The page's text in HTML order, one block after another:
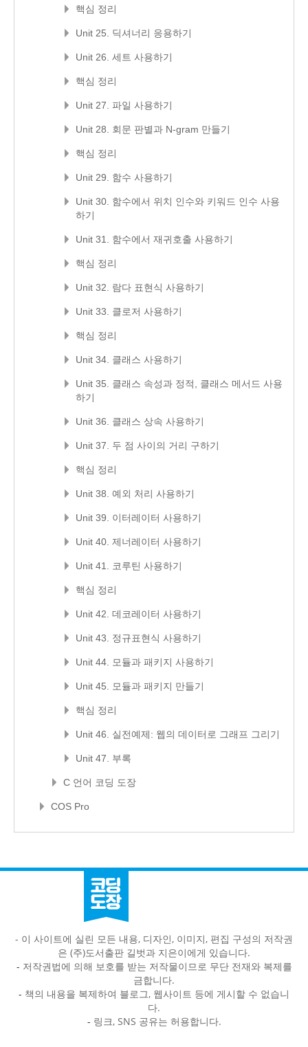
핵심 정리
Unit 25. 딕셔너리 응용하기
Unit 26. 세트 사용하기
핵심 정리
Unit 27. 파일 사용하기
Unit 28. 회문 판별과 N-gram 만들기
핵심 정리
Unit 29. 함수 사용하기
Unit 30. 함수에서 위치 인수와 키워드 인수 사용
하기
Unit 31. 함수에서 재귀호출 사용하기
핵심 정리
Unit 32. 람다 표현식 사용하기
Unit 33. 클로저 사용하기
핵심 정리
Unit 34. 클래스 사용하기
Unit 35. 클래스 속성과 정적, 클래스 메서드 사용
하기
Unit 36. 클래스 상속 사용하기
Unit 37. 두 점 사이의 거리 구하기
핵심 정리
Unit 38. 예외 처리 사용하기
Unit 39. 이터레이터 사용하기
Unit 40. 제너레이터 사용하기
Unit 41. 코루틴 사용하기
핵심 정리
Unit 42. 데코레이터 사용하기
Unit 43. 정규표현식 사용하기
Unit 44. 모듈과 패키지 사용하기
Unit 45. 모듈과 패키지 만들기
핵심 정리
Unit 46. 실전예제: 웹의 데이터로 그래프 그리기
Unit 47. 부록
C 언어 코딩 도장
COS Pro
- 이 사이트에 실린 모든 내용, 디자인, 이미지, 편집 구성의 저작권
은 (주)도서출판 길벗과 지은이에게 있습니다.
- 저작권법에 의해 보호를 받는 저작물이므로 무단 전재와 복제를
금합니다.
- 책의 내용을 복제하여 블로그, 웹사이트 등에 게시할 수 없습니
다.
- 링크, SNS 공유는 허용합니다.